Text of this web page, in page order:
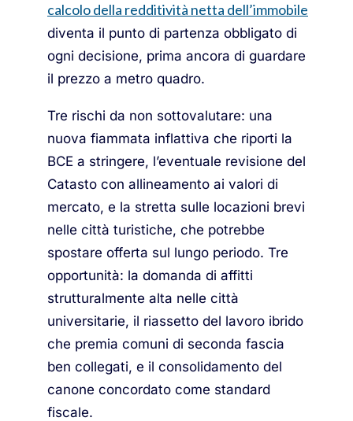
calcolo della redditività netta dell’immobile
diventa il punto di partenza obbligato di
ogni decisione, prima ancora di guardare
il prezzo a metro quadro.
Tre rischi da non sottovalutare: una
nuova fiammata inflattiva che riporti la
BCE a stringere, l’eventuale revisione del
Catasto con allineamento ai valori di
mercato, e la stretta sulle locazioni brevi
nelle città turistiche, che potrebbe
spostare offerta sul lungo periodo. Tre
opportunità: la domanda di affitti
strutturalmente alta nelle città
universitarie, il riassetto del lavoro ibrido
che premia comuni di seconda fascia
ben collegati, e il consolidamento del
canone concordato come standard
fiscale.